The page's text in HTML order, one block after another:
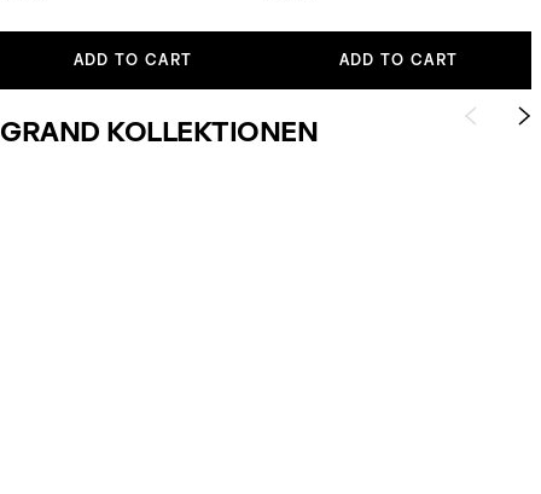
ADD TO CART ADD TO CART
GRAND KOLLEKTIONEN